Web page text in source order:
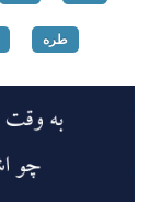
طره